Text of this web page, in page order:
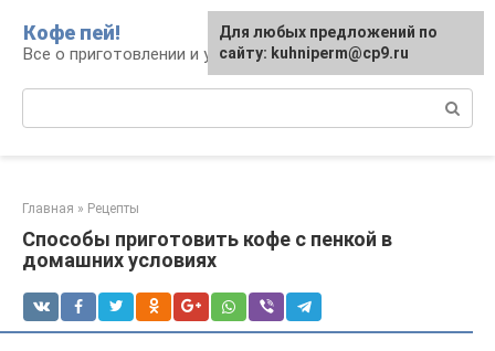
контенту
Кофе пей!
Все о приготовлении и употреблении кофе
Главная » Рецепты
Способы приготовить кофе с пенкой в
домашних условиях
Для любых предложений по
сайту: kuhniperm@cp9.ru